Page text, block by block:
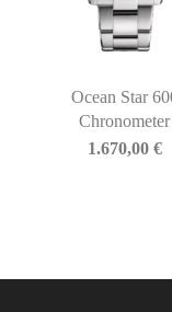
Ocean Star
Chronometer
1.670,00 €